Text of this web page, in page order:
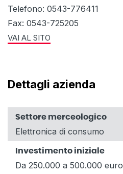
Telefono: 0543-776411
Fax: 0543-725205
VAI AL SITO
Dettagli azienda
Settore merceologico
Elettronica di consumo
Investimento iniziale
Da 250.000 a 500.000 euro